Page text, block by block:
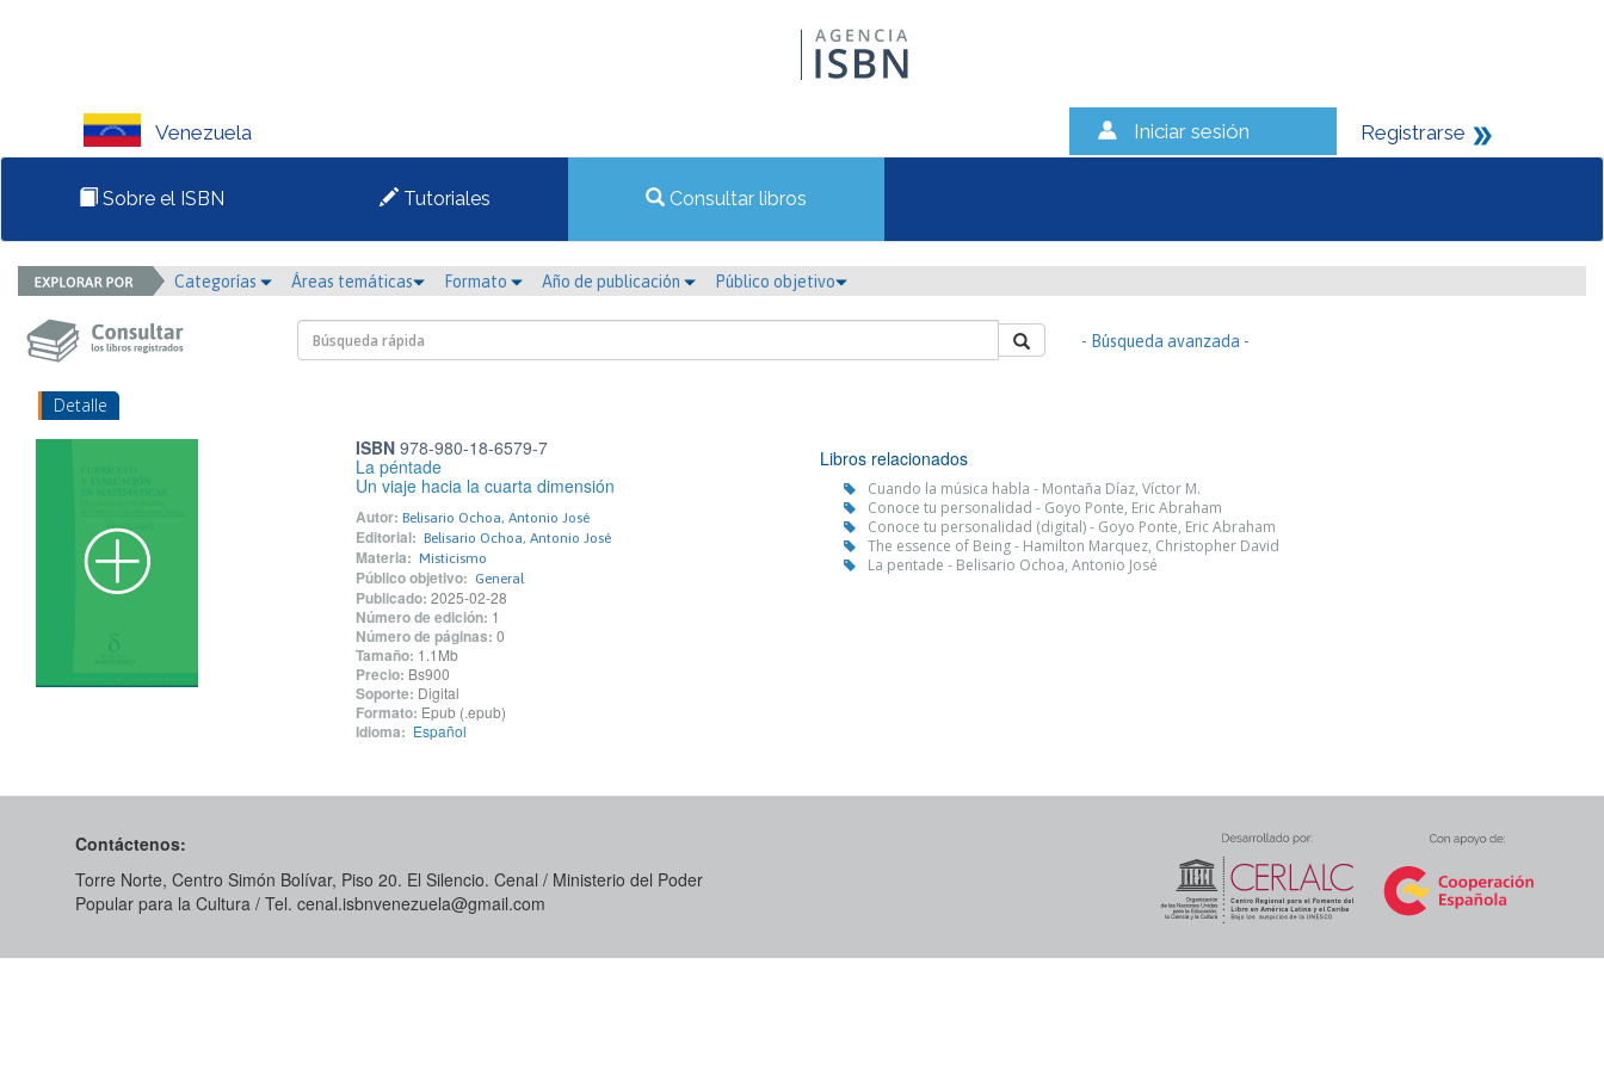
Venezuela Iniciar sesión Registrarse
Sobre el ISBN Tutoriales Consultar libros
Categorías Áreas temáticas Formato Año de publicación Público objetivo
- Búsqueda avanzada -
Detalle
ISBN978-980-18-6579-7
La péntade
Un viaje hacia la cuarta dimensión
Autor: Belisario Ochoa, Antonio José
Editorial: Belisario Ochoa, Antonio José
Materia: Misticismo
Público objetivo: General
Publicado: 2025-02-28
Número de edición: 1
Número de páginas: 0
Tamaño: 1.1Mb
Precio: Bs900
Soporte: Digital
Formato: Epub (.epub)
Idioma: Español
Libros relacionados
Cuando la música habla - Montaña Díaz, Víctor M.
Conoce tu personalidad - Goyo Ponte, Eric Abraham
Conoce tu personalidad (digital) - Goyo Ponte, Eric Abraham
The essence of Being - Hamilton Marquez, Christopher David
La pentade - Belisario Ochoa, Antonio José
Contáctenos:
Torre Norte, Centro Simón Bolívar, Piso 20. El Silencio. Cenal / Ministerio del Poder
Popular para la Cultura / Tel. cenal.isbnvenezuela@gmail.com